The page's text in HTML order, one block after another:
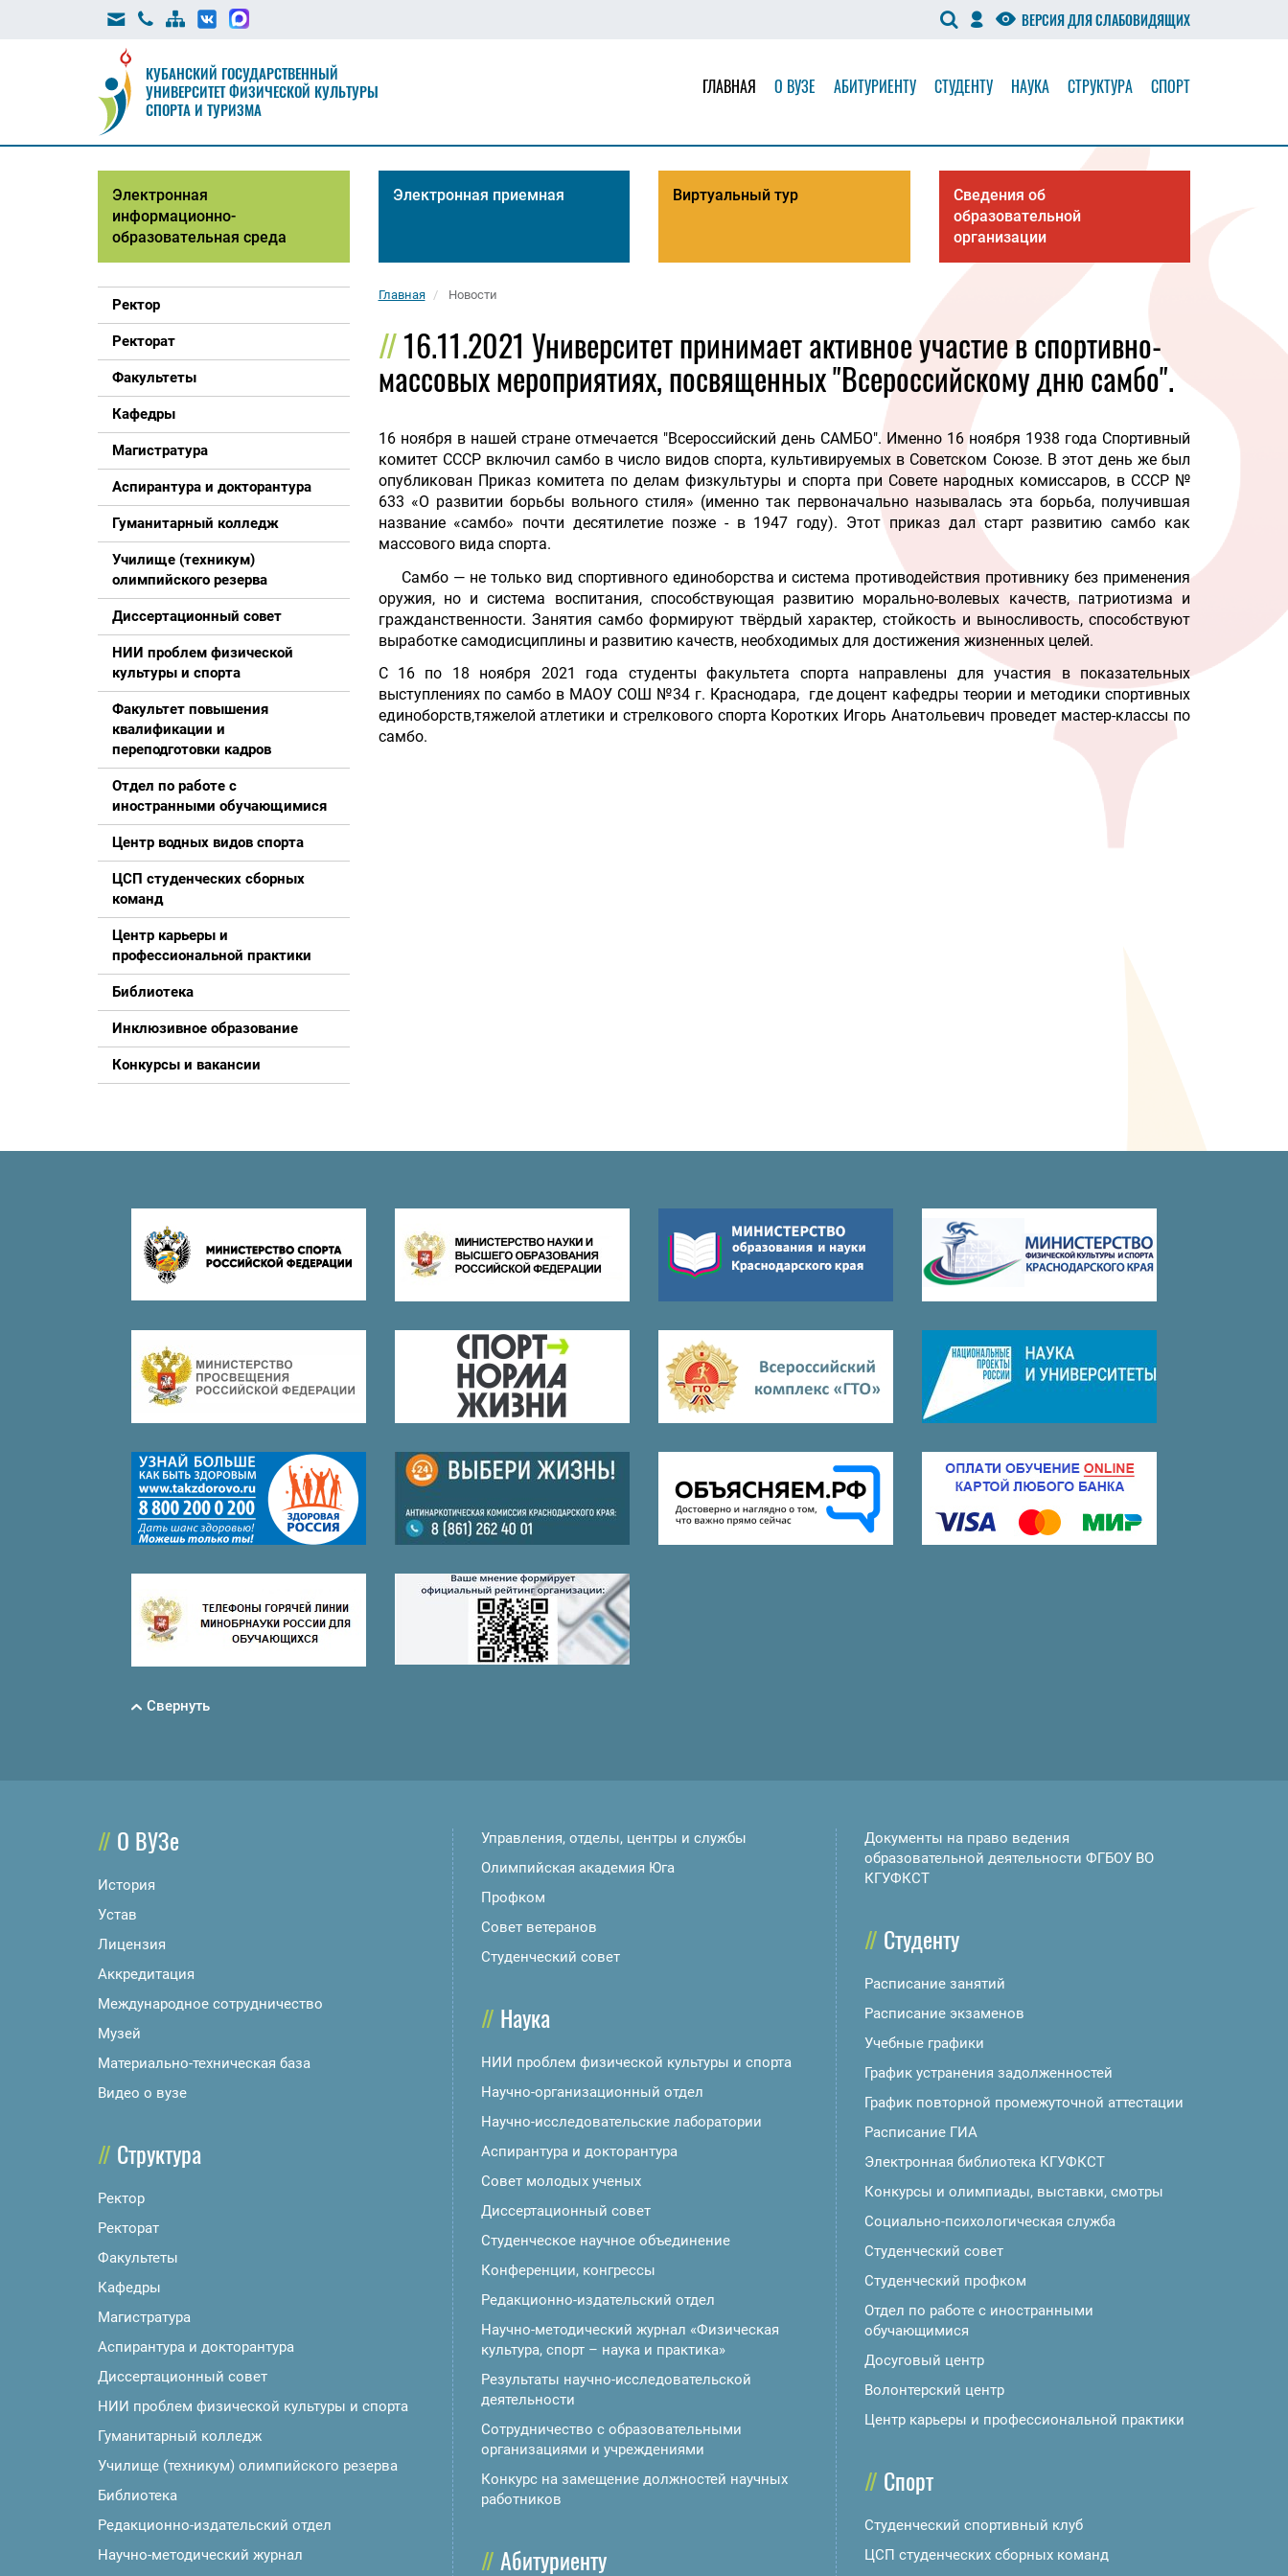
ВЕРСИЯ ДЛЯ СЛАБОВИДЯЩИХ
КУБАНСКИЙ ГОСУДАРСТВЕННЫЙ
УНИВЕРСИТЕТ ФИЗИЧЕСКОЙ КУЛЬТУРЫ
СПОРТА И ТУРИЗМА
ГЛАВНАЯ О ВУЗЕ АБИТУРИЕНТУ СТУДЕНТУ НАУКА СТРУКТУРА СПОРТ
Электронная
информационно-
образовательная среда
Электронная приемная Виртуальный тур
Сведения об
образовательной
организации
Ректор
Ректорат
Факультеты
Кафедры
Магистратура
Аспирантура и докторантура
Гуманитарный колледж
Училище (техникум)
олимпийского резерва
Диссертационный совет
НИИ проблем физической
культуры и спорта
Факультет повышения
квалификации и
переподготовки кадров
Отдел по работе с
иностранными обучающимися
Центр водных видов спорта
ЦСП студенческих сборных
команд
Центр карьеры и
профессиональной практики
Библиотека
Инклюзивное образование
Конкурсы и вакансии
Главная Новости
16.11.2021 Университет принимает активное участие в спортивно-
массовых мероприятиях, посвященных "Всероссийскому дню самбо".
16 ноября в нашей стране отмечается "Всероссийский день САМБО". Именно 16 ноября 1938 года Спортивный
комитет СССР включил самбо в число видов спорта, культивируемых в Советском Союзе. В этот день же был
опубликован Приказ комитета по делам физкультуры и спорта при Совете народных комиссаров, в СССР №
633 «О развитии борьбы вольного стиля» (именно так первоначально называлась эта борьба, получившая
название «самбо» почти десятилетие позже - в 1947 году). Этот приказ дал старт развитию самбо как
массового вида спорта.
Самбо — не только вид спортивного единоборства и система противодействия противнику без применения
оружия, но и система воспитания, способствующая развитию морально-волевых качеств, патриотизма и
гражданственности. Занятия самбо формируют твёрдый характер, стойкость и выносливость, способствуют
выработке самодисциплины и развитию качеств, необходимых для достижения жизненных целей.
С 16 по 18 ноября 2021 года студенты факультета спорта направлены для участия в показательных
выступлениях по самбо в МАОУ СОШ №34 г. Краснодара, где доцент кафедры теории и методики спортивных
единоборств,тяжелой атлетики и стрелкового спорта Коротких Игорь Анатольевич проведет мастер-классы по
самбо.
Свернуть
О ВУЗе
История
Устав
Лицензия
Аккредитация
Международное сотрудничество
Музей
Материально-техническая база
Видео о вузе
Структура
Ректор
Ректорат
Факультеты
Кафедры
Магистратура
Аспирантура и докторантура
Диссертационный совет
НИИ проблем физической культуры и спорта
Гуманитарный колледж
Училище (техникум) олимпийского резерва
Библиотека
Редакционно-издательский отдел
Научно-методический журнал
Управления, отделы, центры и службы
Олимпийская академия Юга
Профком
Совет ветеранов
Студенческий совет
Наука
НИИ проблем физической культуры и спорта
Научно-организационный отдел
Научно-исследовательские лаборатории
Аспирантура и докторантура
Совет молодых ученых
Диссертационный совет
Студенческое научное объединение
Конференции, конгрессы
Редакционно-издательский отдел
Научно-методический журнал «Физическая
культура, спорт – наука и практика»
Результаты научно-исследовательской
деятельности
Сотрудничество с образовательными
организациями и учреждениями
Конкурс на замещение должностей научных
работников
Абитуриенту
Документы на право ведения
образовательной деятельности ФГБОУ ВО
КГУФКСТ
Студенту
Расписание занятий
Расписание экзаменов
Учебные графики
График устранения задолженностей
График повторной промежуточной аттестации
Расписание ГИА
Электронная библиотека КГУФКСТ
Конкурсы и олимпиады, выставки, смотры
Социально-психологическая служба
Студенческий совет
Студенческий профком
Отдел по работе с иностранными
обучающимися
Досуговый центр
Волонтерский центр
Центр карьеры и профессиональной практики
Спорт
Студенческий спортивный клуб
ЦСП студенческих сборных команд